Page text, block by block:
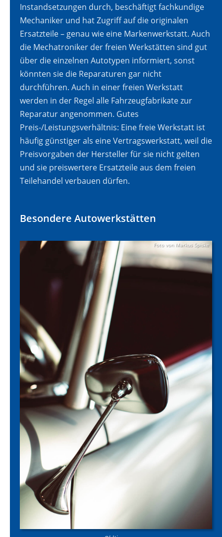
Instandsetzungen durch, beschäftigt fachkundige
Mechaniker und hat Zugriff auf die originalen
Ersatzteile – genau wie eine Markenwerkstatt. Auch
die Mechatroniker der freien Werkstätten sind gut
über die einzelnen Autotypen informiert, sonst
könnten sie die Reparaturen gar nicht
durchführen. Auch in einer freien Werkstatt
werden in der Regel alle Fahrzeugfabrikate zur
Reparatur angenommen. Gutes
Preis-/Leistungsverhältnis: Eine freie Werkstatt ist
häufig günstiger als eine Vertragswerkstatt, weil die
Preisvorgaben der Hersteller für sie nicht gelten
und sie preiswertere Ersatzteile aus dem freien
Teilehandel verbauen dürfen.
Besondere Autowerkstätten
Foto von Markus Spiske